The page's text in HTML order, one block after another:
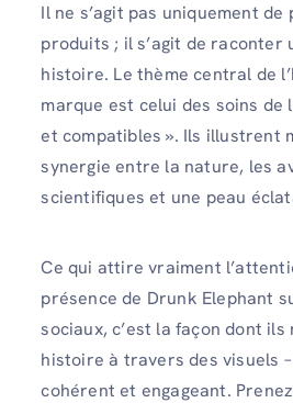
Il ne s’agit pas uniquement de
produits ; il s’agit de raconter
histoire. Le thème central de
marque est celui des soins de
et compatibles ». Ils illustrent
synergie entre la nature, les
scientifiques et une peau
Ce qui attire vraiment
présence de Drunk Elephant
sociaux, c’est la façon dont
histoire à travers des visuels
cohérent et engageant.